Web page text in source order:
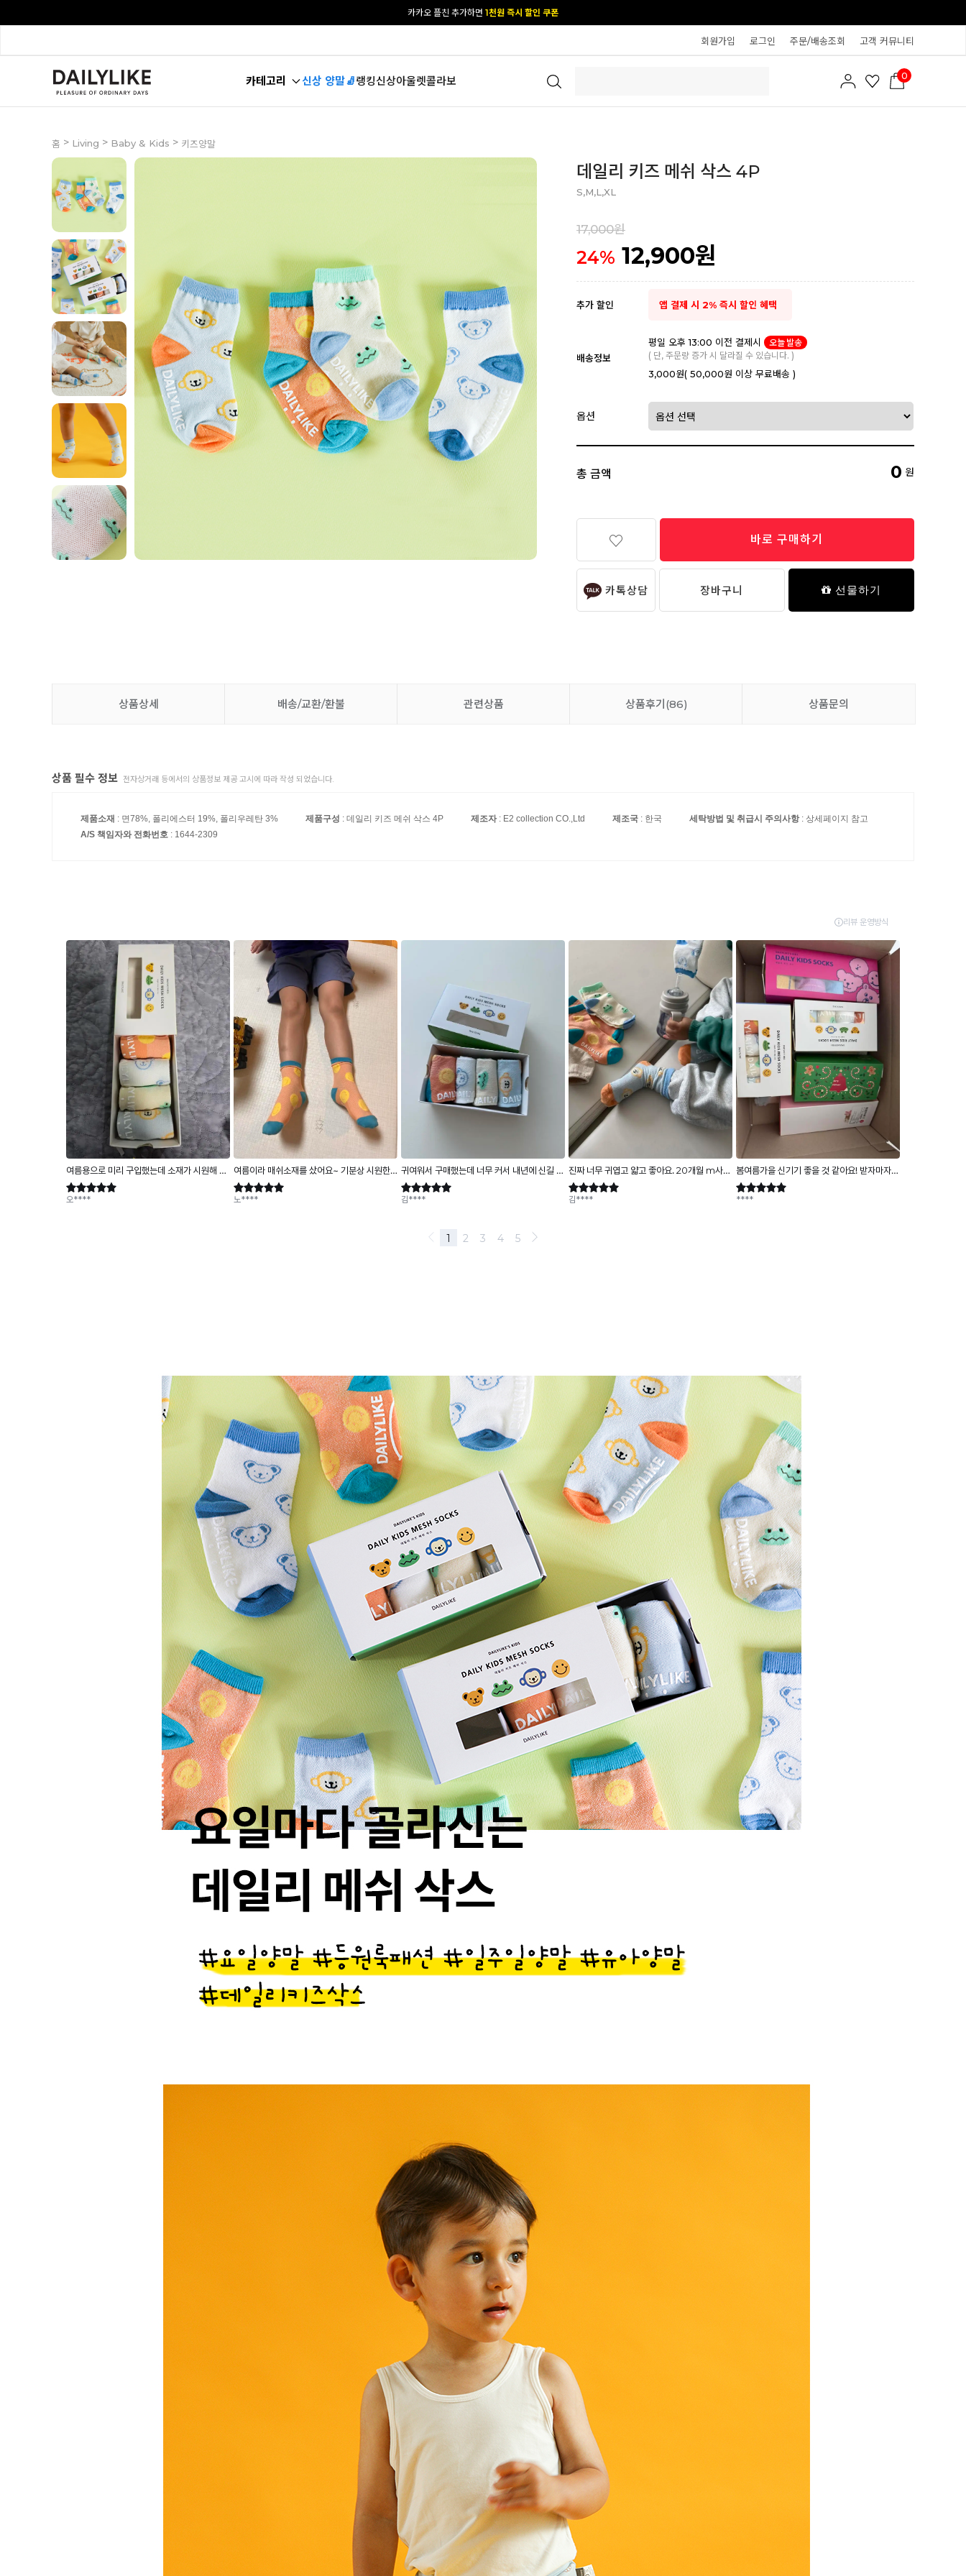
[공식몰 단독] 앱 다운받고2% 결제 할인 받기
회원가입 로그인 주문/배송조회 고객 커뮤니티
카테고리 신상 양말🧦랭킹신상아울렛콜라보 0
홈 > Living > Baby & Kids > 키즈양말
데일리 키즈 메쉬 삭스 4P
S,M,L,XL
17,000원
24% 12,900원
추가 할인 앱 결제 시 2% 즉시 할인 혜택
배송정보
평일 오후 13:00 이전 결제시
오늘 발송
( 단, 주문량 증가 시 달라질 수 있습니다. )
3,000원( 50,000원 이상 무료배송 )
옵션
총 금액 0 원
바로 구매하기
카톡상담 장바구니 선물하기
상품상세 배송/교환/환불 관련상품 상품후기(86) 상품문의
상품 필수 정보 전자상거래 등에서의 상품정보 제공 고시에 따라 작성 되었습니다.
제품소재 : 면78%, 폴리에스터 19%, 폴리우레탄 3% 제품구성 : 데일리 키즈 메쉬 삭스 4P 제조자: E2 collection CO.,Ltd 제조국 : 한국 세탁방법 및 취급시 주의사항: 상세페이지 참고
A/S 책임자와 전화번호 : 1644-2309